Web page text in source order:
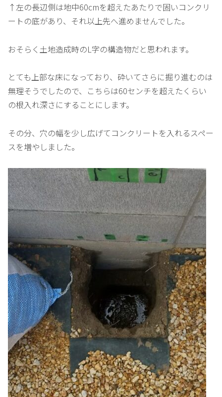
↑左の長辺側は地中60cmを超えたあたりで固いコンクリ
ートの底があり、それ以上先へ進めませんでした。
おそらく土地造成時のL字の構造物だと思われます。
とても上部な床になっており、砕いてさらに掘り進むのは
無理そうでしたので、こちらは60センチを超えたくらい
の根入れ深さにすることにします。
その分、穴の幅を少し広げてコンクリートを入れるスペー
スを増やしました。